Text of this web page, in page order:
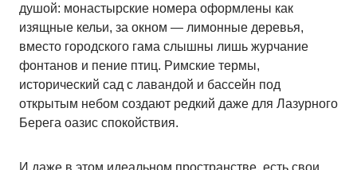
душой: монастырские номера оформлены как
изящные кельи, за окном — лимонные деревья,
вместо городского гама слышны лишь журчание
фонтанов и пение птиц. Римские термы,
исторический сад с лавандой и бассейн под
открытым небом создают редкий даже для Лазурного
Берега оазис спокойствия.
И даже в этом идеальном пространстве, есть свои